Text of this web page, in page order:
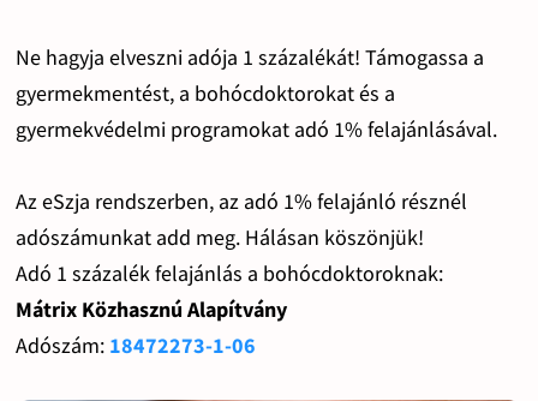
Ne hagyja elveszni adója 1 százalékát! Támogassa a
gyermekmentést, a bohócdoktorokat és a
gyermekvédelmi programokat adó 1% felajánlásával.
Az eSzja rendszerben, az adó 1% felajánló résznél
adószámunkat add meg. Hálásan köszönjük!
Adó 1 százalék felajánlás a bohócdoktoroknak:
Mátrix Közhasznú Alapítvány
Adószám: 18472273-1-06